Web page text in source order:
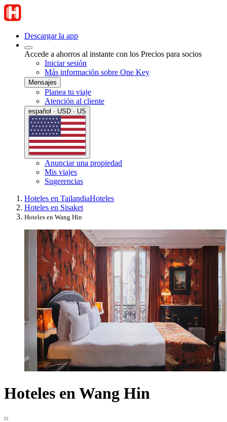
Descargar la app
Accede a ahorros al instante con los Precios para socios
Iniciar sesión
Más información sobre One Key
Mensajes
Planea tu viaje
Atención al cliente
español · USD · US
Anunciar una propiedad
Mis viajes
Sugerencias
Hoteles en TailandiaHoteles
Hoteles en Sisaket
Hoteles en Wang Hin
Hoteles en Wang Hin